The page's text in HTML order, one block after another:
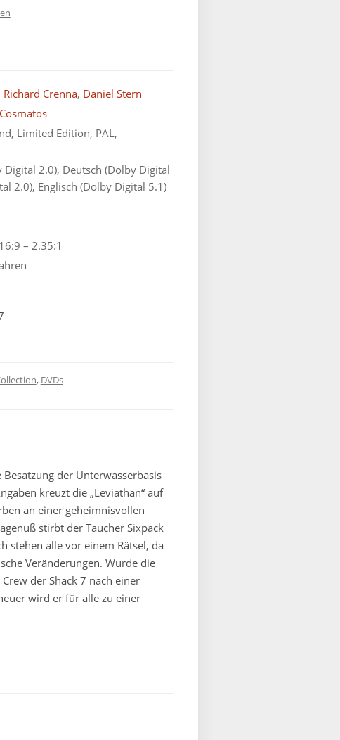
Richard Crenna, Daniel Stern
Limited Edition, PAL,
2.0), Deutsch (Dolby Digital
2.0), Englisch (Dolby Digital 5.1)
16:9 – 2.35:1
, DVDs
der Unterwasserbasis
kreuzt die „Leviathan“ auf
an einer geheimnisvollen
stirbt der Taucher Sixpack
stehen alle vor einem Rätsel, da
Veränderungen. Wurde die
der Shack 7 nach einer
wird er für alle zu einer